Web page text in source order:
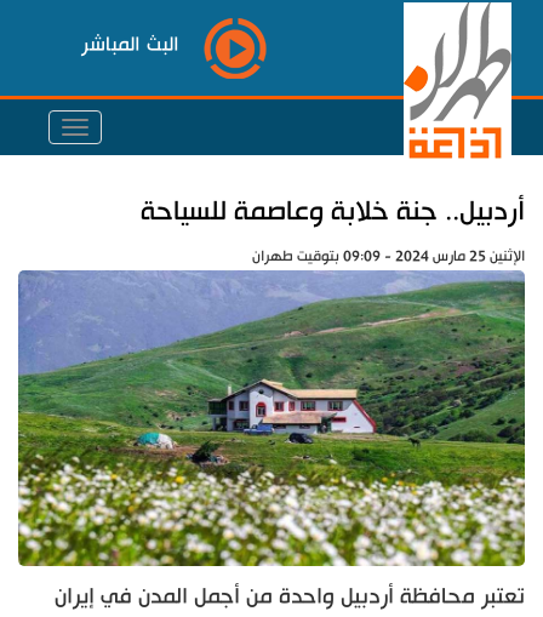
البث المباشر
أردبيل.. جنة خلابة وعاصمة للسياحة
الإثنين 25 مارس 2024 - 09:09 بتوقيت طهران
تعتبر محافظة أردبيل واحدة من أجمل المدن في إيران